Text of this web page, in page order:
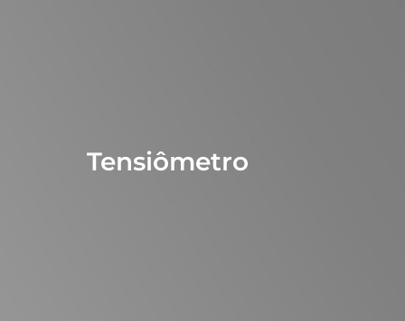
Tensiômetro